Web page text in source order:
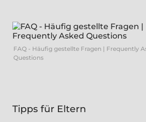
FAQ - Häufig gestellte Fragen | Frequently
Questions
Tipps für Eltern